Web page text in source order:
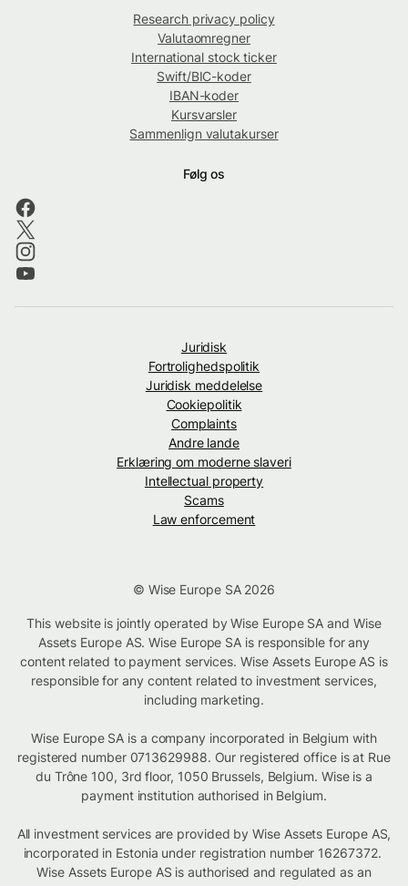
Research privacy policy
Valutaomregner
International stock ticker
Swift/BIC-koder
IBAN-koder
Kursvarsler
Sammenlign valutakurser
Følg os
Juridisk
Fortrolighedspolitik
Juridisk meddelelse
Cookiepolitik
Complaints
Andre lande
Erklæring om moderne slaveri
Intellectual property
Scams
Law enforcement
© Wise Europe SA 2026
This website is jointly operated by Wise Europe SA and Wise
Assets Europe AS. Wise Europe SA is responsible for any
content related to payment services. Wise Assets Europe AS is
responsible for any content related to investment services,
including marketing.
Wise Europe SA is a company incorporated in Belgium with
registered number 0713629988. Our registered office is at Rue
du Trône 100, 3rd floor, 1050 Brussels, Belgium. Wise is a
payment institution authorised in Belgium.
All investment services are provided by Wise Assets Europe AS,
incorporated in Estonia under registration number 16267372.
Wise Assets Europe AS is authorised and regulated as an